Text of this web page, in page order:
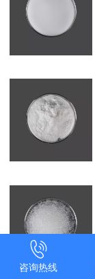
咨询热线